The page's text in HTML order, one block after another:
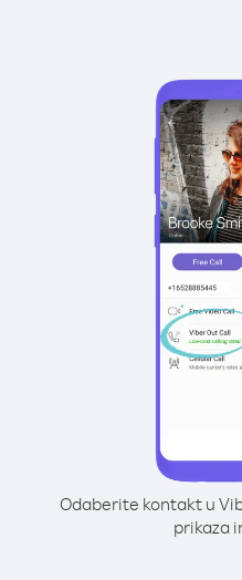
Odaberite kontakt u
prikaza